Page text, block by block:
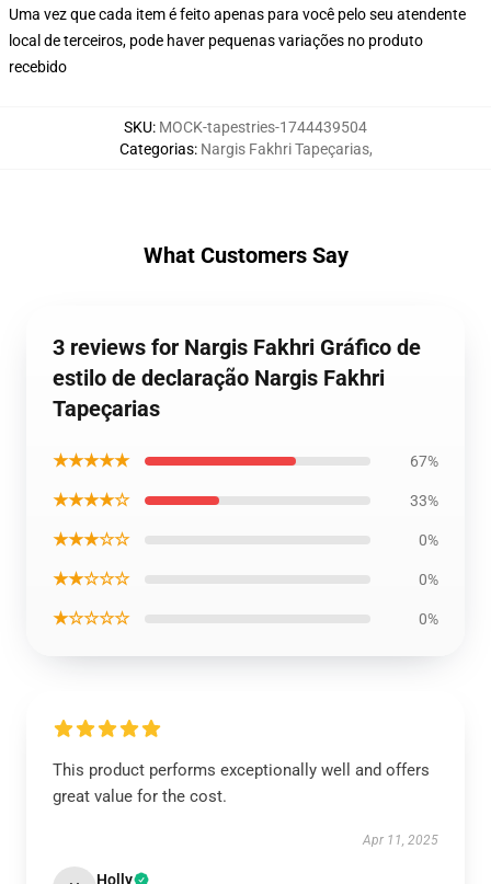
Uma vez que cada item é feito apenas para você pelo seu atendente
local de terceiros, pode haver pequenas variações no produto
recebido
SKU: MOCK-tapestries-1744439504
Categorias: Nargis Fakhri Tapeçarias,
What Customers Say
3 reviews for Nargis Fakhri Gráfico de
estilo de declaração Nargis Fakhri
Tapeçarias
★★★★★ 67%
★★★★☆ 33%
★★★☆☆ 0%
★★☆☆☆ 0%
★☆☆☆☆ 0%
This product performs exceptionally well and offers
great value for the cost.
Apr 11, 2025
Holly